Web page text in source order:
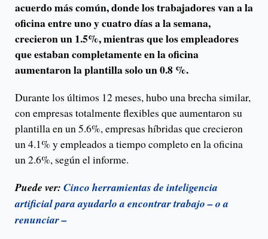
acuerdo más común, donde los trabajadores van a la
oficina entre uno y cuatro días a la semana,
crecieron un 1.5%, mientras que los empleadores
que estaban completamente en la oficina
aumentaron la plantilla solo un 0.8 %.
Durante los últimos 12 meses, hubo una brecha similar,
con empresas totalmente flexibles que aumentaron su
plantilla en un 5.6%, empresas híbridas que crecieron
un 4.1% y empleados a tiempo completo en la oficina
un 2.6%, según el informe.
Puede ver: Cinco herramientas de inteligencia
artificial para ayudarlo a encontrar trabajo – o a
renunciar –